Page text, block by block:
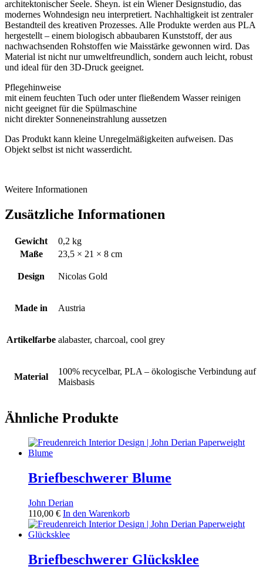
architektonischer Seele. Sheyn. ist ein Wiener Designstudio, das
modernes Wohndesign neu interpretiert. Nachhaltigkeit ist zentraler
Bestandteil des kreativen Prozesses. Alle Produkte werden aus PLA
hergestellt – einem biologisch abbaubaren Kunststoff, der aus
nachwachsenden Rohstoffen wie Maisstärke gewonnen wird. Das
Material ist nicht nur umweltfreundlich, sondern auch leicht, robust
und ideal für den 3D-Druck geeignet.
Pflegehinweise
mit einem feuchten Tuch oder unter fließendem Wasser reinigen
nicht geeignet für die Spülmaschine
nicht direkter Sonneneinstrahlung aussetzen
Das Produkt kann kleine Unregelmäßigkeiten aufweisen. Das
Objekt selbst ist nicht wasserdicht.
Weitere Informationen
Zusätzliche Informationen
Gewicht
0,2 kg
Maße
23,5 × 21 × 8 cm
Design Nicolas Gold
Made in Austria
Artikelfarbe alabaster, charcoal, cool grey
Material
100% recycelbar, PLA – ökologische Verbindung auf
Maisbasis
Ähnliche Produkte
Briefbeschwerer Blume
John Derian
110,00 € In den Warenkorb
Briefbeschwerer Glücksklee